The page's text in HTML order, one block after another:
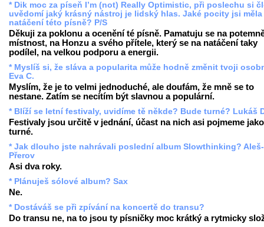
* Dik moc za píseň I’m (not) Really Optimistic, při poslechu si
uvědomí jaký krásný nástroj je lidský hlas. Jaké pocity jsi měla
natáčení této písně? P/S
Děkuji za poklonu a ocenění té písně. Pamatuju se na
místnost, na Honzu a svého přítele, který se na natáčení taky
podílel, na velkou podporu a energii.
* Myslíš si, že sláva a popularita může hodně změnit tvoji
Eva C.
Myslím, že je to velmi jednoduché, ale doufám, že mně se to
nestane. Zatím se necítím být slavnou a populární.
* Blíží se letní festivaly, uvidíme tě někde? Bude turné? Lukáš
Festivaly jsou určitě v jednání, účast na nich asi pojmeme jako
turné.
* Jak dlouho jste nahrávali poslední album Slowthinking? Aleš-
Přerov
Asi dva roky.
* Plánuješ sólové album? Sax
Ne.
* Dostáváš se při zpívání na koncertě do transu?
Do transu ne, na to jsou ty písničky moc krátký a rytmicky